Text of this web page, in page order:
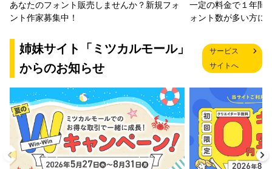
あなたのフォント販売しませんか？新規フォ
ント作家募集中！
一定の料金で１年間
ォント数が多い方に
姉妹サイト「ミツカルモール」
からのお知らせ
サービス
サイトへ